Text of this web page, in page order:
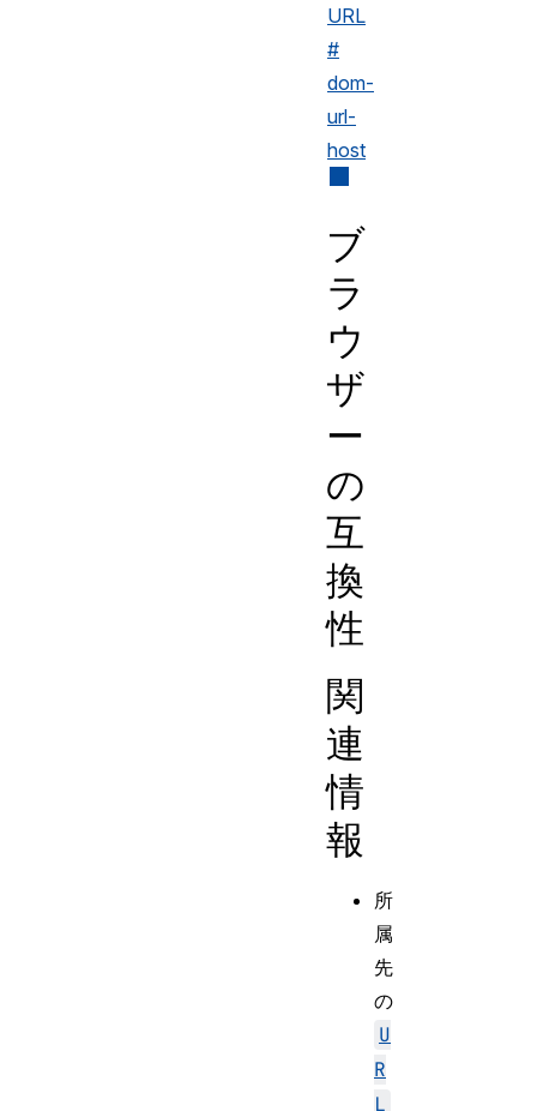
URL
#
dom-
url-
host
ブ
ラ
ウ
ザ
ー
の
互
換
性
関
連
情
報
所
属
先
の
U
R
L